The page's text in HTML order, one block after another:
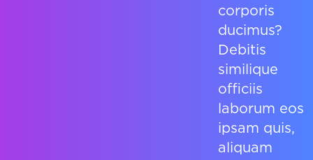
corporis
ducimus?
Debitis
similique
officiis
laborum eos
ipsam quis,
aliquam